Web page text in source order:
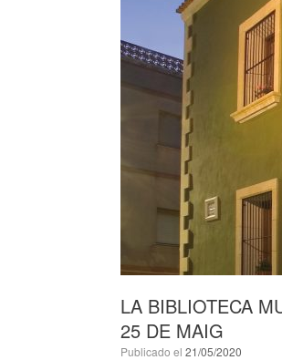
LA BIBLIOTECA
25 DE MAIG
Publicado el 21/05/2020